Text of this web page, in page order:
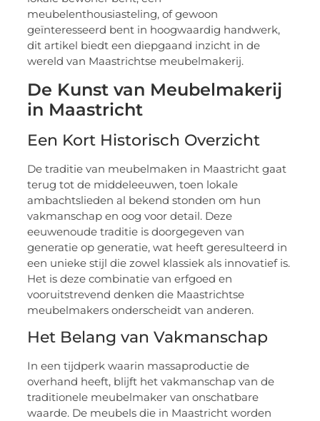
meubelenthousiasteling, of gewoon
geïnteresseerd bent in hoogwaardig handwerk,
dit artikel biedt een diepgaand inzicht in de
wereld van Maastrichtse meubelmakerij.
De Kunst van Meubelmakerij
in Maastricht
Een Kort Historisch Overzicht
De traditie van meubelmaken in Maastricht gaat
terug tot de middeleeuwen, toen lokale
ambachtslieden al bekend stonden om hun
vakmanschap en oog voor detail. Deze
eeuwenoude traditie is doorgegeven van
generatie op generatie, wat heeft geresulteerd in
een unieke stijl die zowel klassiek als innovatief is.
Het is deze combinatie van erfgoed en
vooruitstrevend denken die Maastrichtse
meubelmakers onderscheidt van anderen.
Het Belang van Vakmanschap
In een tijdperk waarin massaproductie de
overhand heeft, blijft het vakmanschap van de
traditionele meubelmaker van onschatbare
waarde. De meubels die in Maastricht worden